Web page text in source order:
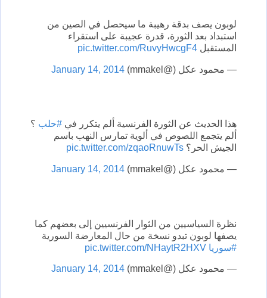
لوبون يصف بدقة رهيبة ما سيحصل في الصين من
استبداد بعد الثورة، قدرة عجيبة على استقراء
المستقبل pic.twitter.com/RuvyHwcgF4
— محمود عكل (@mmakel) January 14, 2014
هذا الحديث عن الثورة الفرنسية ألم يتكرر في #حلب ؟
ألم يتجمع اللصوص في ألوية تمارس النهب باسم
الجيش الحر؟ pic.twitter.com/zqaoRnuwTs
— محمود عكل (@mmakel) January 14, 2014
نظرة السياسيين من الثوار الفرنسيين إلى بعضهم كما
يصفها لوبون تبدو نسخة من حال المعارضة السورية
#سوريا pic.twitter.com/NHaytR2HXV
— محمود عكل (@mmakel) January 14, 2014